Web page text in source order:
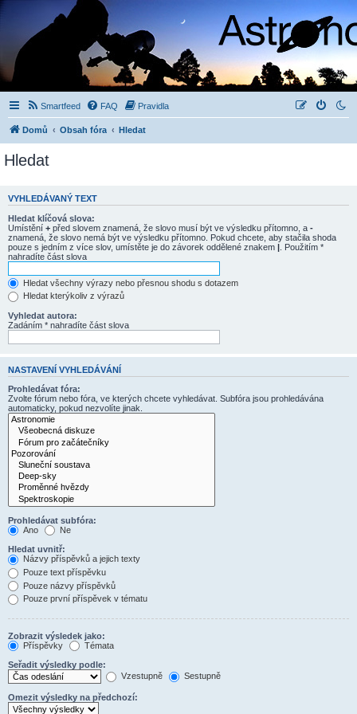
Smartfeed FAQ Pravidla
Domů Obsah fóra Hledat
Hledat
VYHLEDÁVANÝ TEXT
Hledat klíčová slova:
Umístění + před slovem znamená, že slovo musí být ve výsledku přítomno, a -
znamená, že slovo nemá být ve výsledku přítomno. Pokud chcete, aby stačila shoda
pouze s jedním z více slov, umístěte je do závorek oddělené znakem | . Použitím *
nahradíte část slova
Hledat všechny výrazy nebo přesnou shodu s dotazem
Hledat kterýkoliv z výrazů
Vyhledat autora:
Zadáním * nahradíte část slova
NASTAVENÍ VYHLEDÁVÁNÍ
Prohledávat fóra:
Zvolte fórum nebo fóra, ve kterých chcete vyhledávat. Subfóra jsou prohledávána
automaticky, pokud nezvolíte jinak.
Prohledávat subfóra:
Ano
Ne
Hledat uvnitř:
Názvy příspěvků a jejich texty
Pouze text příspěvku
Pouze názvy příspěvků
Pouze první příspěvek v tématu
Zobrazit výsledek jako:
Příspěvky
Témata
Seřadit výsledky podle:
Vzestupně
Sestupně
Omezit výsledky na předchozí: